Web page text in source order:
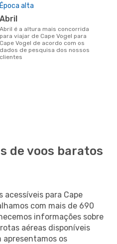
Época alta
abril
abril é a altura mais concorrida
para viajar de Cape Vogel para
Cape Vogel de acordo com os
dados de pesquisa dos nossos
clientes
de voos baratos
acessíveis para Cape
com mais de 690
informações sobre
aéreas disponíveis
apresentamos os